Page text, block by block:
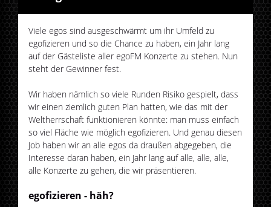
Viele egos sind ausgeschwärmt um ihr Umfeld zu
egofizieren und so die Chance zu haben, ein Jahr lang
auf der Gästeliste aller egoFM Konzerte zu stehen. Nun
steht der Gewinner fest.
Wir haben nämlich so viele Runden Risiko gespielt, dass
wir einen ziemlich guten Plan hatten, wie das mit der
Weltherrschaft funktionieren könnte: man muss einfach
so viel Fläche wie möglich egofizieren. Und genau diesen
Job haben wir an alle egos da draußen abgegeben, die
Interesse daran haben, ein Jahr lang auf alle, alle, alle,
alle Konzerte zu gehen, die wir präsentieren.
egofizieren - häh?